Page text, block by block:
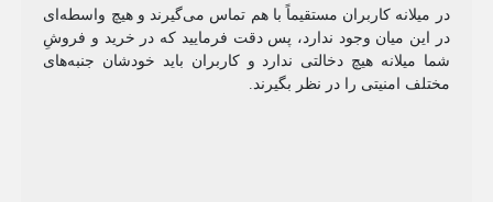
در میلانه کاربران مستقیماً با هم تماس می‌گیرند و هیچ واسطه‌ای
در این میان وجود ندارد، پس دقت فرمایید که در خرید و فروشِ
شما میلانه هیچ دخالتی ندارد و کاربران باید خودشان جنبه‌های
مختلف امنیتی را در نظر بگیرند.